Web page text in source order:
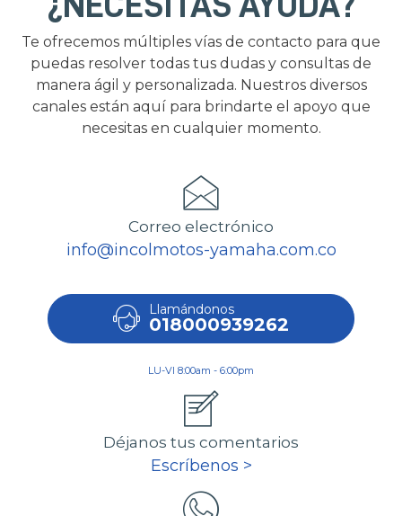
Te ofrecemos múltiples vías de contacto para que
puedas resolver todas tus dudas y consultas de
manera ágil y personalizada. Nuestros diversos
canales están aquí para brindarte el apoyo que
necesitas en cualquier momento.
Correo electrónico
info@incolmotos-yamaha.com.co
Llamándonos
018000939262
LU-VI 8:00am - 6:00pm
Déjanos tus comentarios
Escríbenos >